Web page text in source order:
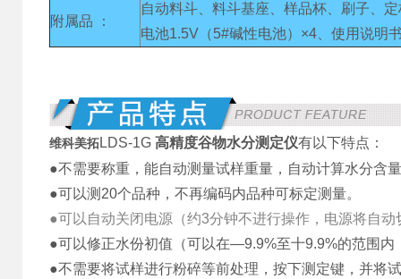
附属品 ：
自动料斗、料斗基座、样品杯、刷子、
电池1.5V（5#碱性电池）×4、使用说明
维科美拓 LDS-1G 高精度谷物水分测定仪有以下特点：
●不需要称重，能自动测量试样重量，自动计算水分含
●可以测20个品种，不再编码内品种可标定测量。
●可以自动关闭电源（约3分钟不进行操作，电源将自动
●可以修正水份初值（可以在—9.9%至十9.9%的范围
●不需要将试样进行粉碎等前处理，按下测定键，并将